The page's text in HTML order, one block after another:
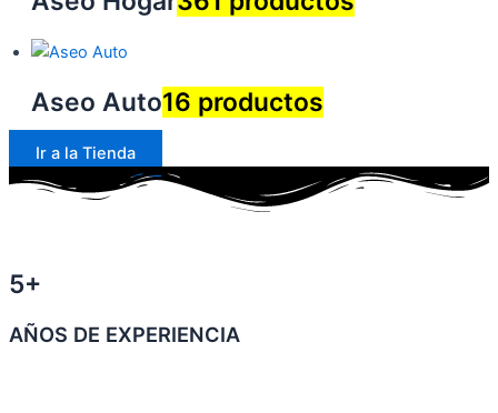
Aseo Auto16 productos
Ir a la Tienda
5+
AÑOS DE EXPERIENCIA